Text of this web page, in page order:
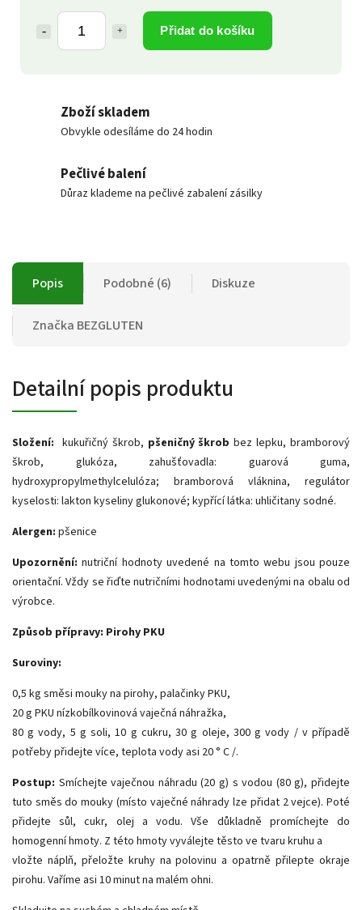
Přidat do košíku
Zboží skladem
Obvykle odesíláme do 24 hodin
Pečlivé balení
Důraz klademe na pečlivé zabalení zásilky
Popis Podobné (6) Diskuze
Značka BEZGLUTEN
Detailní popis produktu
Složení: kukuřičný škrob, pšeničný škrob bez lepku, bramborový
škrob, glukóza, zahušťovadla: guarová guma,
hydroxypropylmethylcelulóza; bramborová vláknina, regulátor
kyselosti: lakton kyseliny glukonové; kypřící látka: uhličitany sodné.
Alergen: pšenice
Upozornění: nutriční hodnoty uvedené na tomto webu jsou pouze
orientační. Vždy se řiďte nutričními hodnotami uvedenými na obalu od
výrobce.
Způsob přípravy: Pirohy PKU
Suroviny:
0,5 kg směsi mouky na pirohy, palačinky PKU,
20 g PKU nízkobílkovinová vaječná náhražka,
80 g vody, 5 g soli, 10 g cukru, 30 g oleje, 300 g vody / v případě
potřeby přidejte více, teplota vody asi 20 ° C /.
Postup: Smíchejte vaječnou náhradu (20 g) s vodou (80 g), přidejte
tuto směs do mouky (místo vaječné náhrady lze přidat 2 vejce). Poté
přidejte sůl, cukr, olej a vodu. Vše důkladně promíchejte do
homogenní hmoty. Z této hmoty vyválejte těsto ve tvaru kruhu a
vložte náplň, přeložte kruhy na polovinu a opatrně přilepte okraje
pirohu. Vaříme asi 10 minut na malém ohni.